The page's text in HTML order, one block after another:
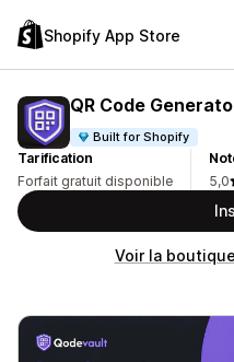
Shopify App Store
QR Code
Built for Shopify
Tarification
Forfait gratuit disponible
5,0
Voir la